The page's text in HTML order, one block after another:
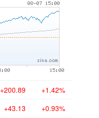
+200.89 +1.42%
+43.13 +0.93%